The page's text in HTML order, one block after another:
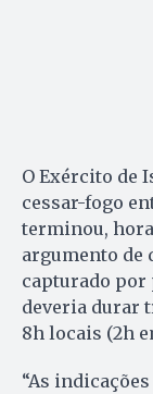
O Exército de
cessar-fogo
terminou,
argumento de
capturado por
deveria durar
8h locais (2h
“As